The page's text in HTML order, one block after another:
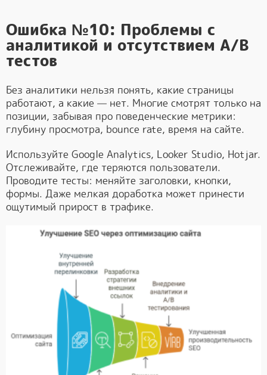
Ошибка №10: Проблемы с
аналитикой и отсутствием A/B
тестов
Без аналитики нельзя понять, какие страницы
работают, а какие — нет. Многие смотрят только на
позиции, забывая про поведенческие метрики:
глубину просмотра, bounce rate, время на сайте.
Используйте Google Analytics, Looker Studio, Hotjar.
Отслеживайте, где теряются пользователи.
Проводите тесты: меняйте заголовки, кнопки,
формы. Даже мелкая доработка может принести
ощутимый прирост в трафике.